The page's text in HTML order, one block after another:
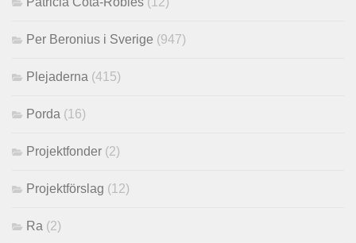
Per Beronius i Sverige (947)
Plejaderna (415)
Porda (16)
Projektfonder (2)
Projektförslag (12)
Ra (2)